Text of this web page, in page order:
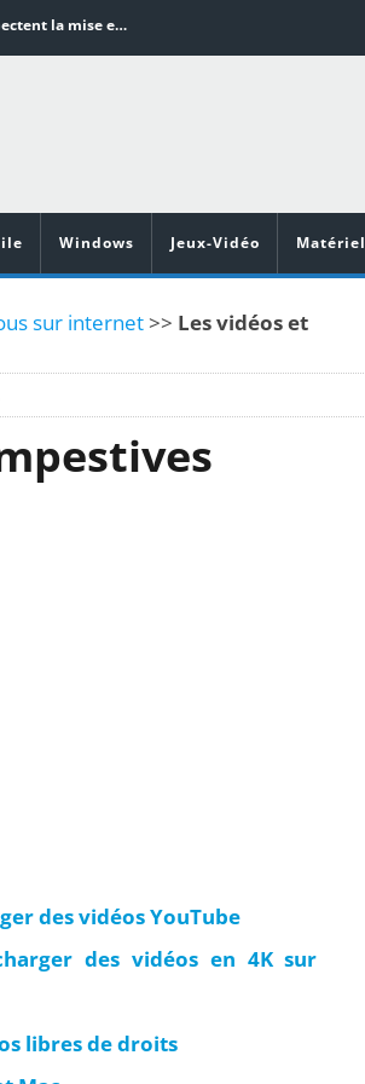
Word en PDF : les outils qui respectent la mise en page
Vidéoprojecteurs Asus : Top 6 des meilleurs modèles de la marque
Windows Jeux-Vidéo Matériel
sur internet>> Les vidéos et
des vidéos YouTube
des vidéos en 4K sur
libres de droits